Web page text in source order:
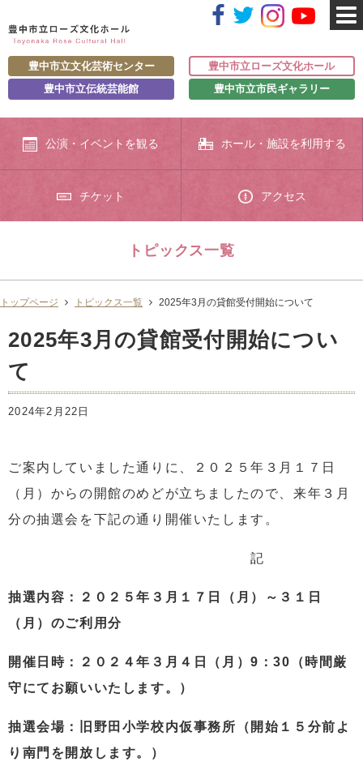
豊中市立文化芸術センター
豊中市立ローズ文化ホール
豊中市立伝統芸能館
豊中市立市民ギャラリー
公演・イベントを観る ホール・施設を利用する
チケット アクセス
トピックス一覧
トップページ トピックス一覧 2025年3月の貸館受付開始について
2025年3月の貸館受付開始につい
て
2024年2月22日
ご案内していました通りに、２０２５年３月１７日
（月）からの開館のめどが立ちましたので、来年３月
分の抽選会を下記の通り開催いたします。
記
抽選内容：２０２５年３月１７日（月）～３１日
（月）のご利用分
開催日時：２０２４年３月４日（月）9：30（時間厳
守にてお願いいたします。）
抽選会場：旧野田小学校内仮事務所（開始１５分前よ
り南門を開放します。）